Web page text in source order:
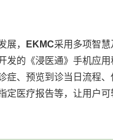
展， EKMC采用多项智
发的《浸医通》手机应用
症、预览到诊当日流程
定医疗报告等，让用户